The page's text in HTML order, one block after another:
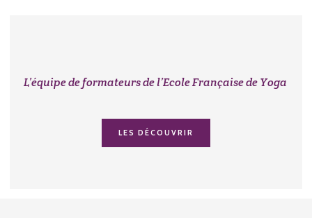
L’équipe de formateurs de l’Ecole Française de Yoga
LES DÉCOUVRIR